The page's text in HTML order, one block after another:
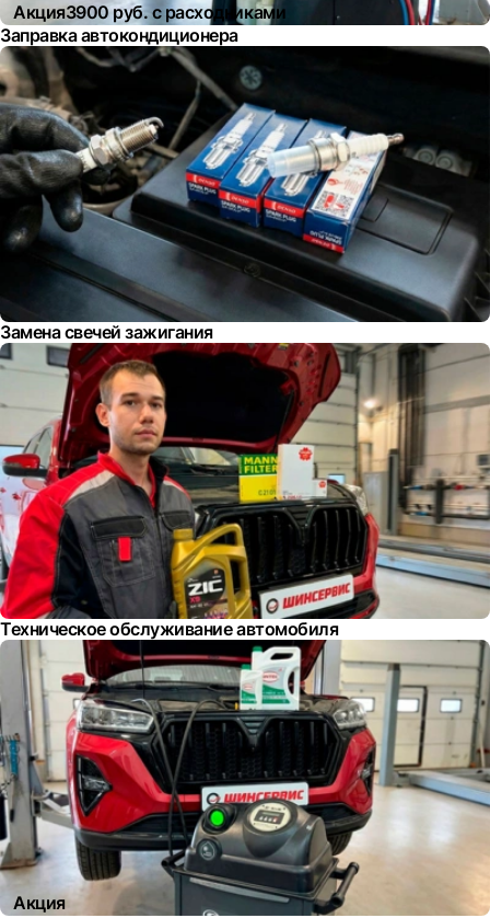
Акция3900 руб. с расходниками
Заправка автокондиционера
Замена свечей зажигания
Техническое обслуживание автомобиля
Акция